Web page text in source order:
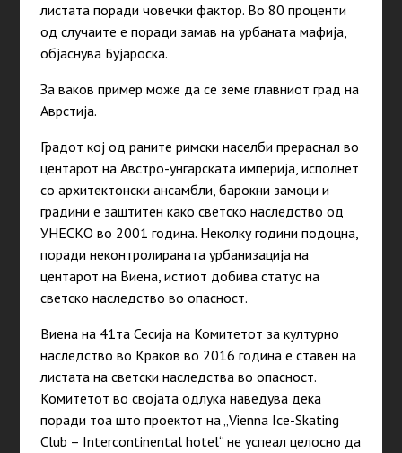
листата поради човечки фактор. Во 80 проценти
од случаите е поради замав на урбаната мафија,
објаснува Бујароска.
За ваков пример може да се земе главниот град на
Аврстија.
Градот кој од раните римски населби прераснал во
центарот на Австро-унгарската империја, исполнет
со архитектонски ансамбли, барокни замоци и
градини е заштитен како светско наследство од
УНЕСКО во 2001 година. Неколку години подоцна,
поради неконтролираната урбанизација на
центарот на Виена, истиот добива статус на
светско наследство во опасност.
Виена на 41та Сесија на Комитетот за културно
наследство во Краков во 2016 година е ставен на
листата на светски наследства во опасност.
Комитетот во својата одлука наведува дека
поради тоа што проектот на „Vienna Ice-Skating
Club – Intercontinental hotel“ не успеал целосно да